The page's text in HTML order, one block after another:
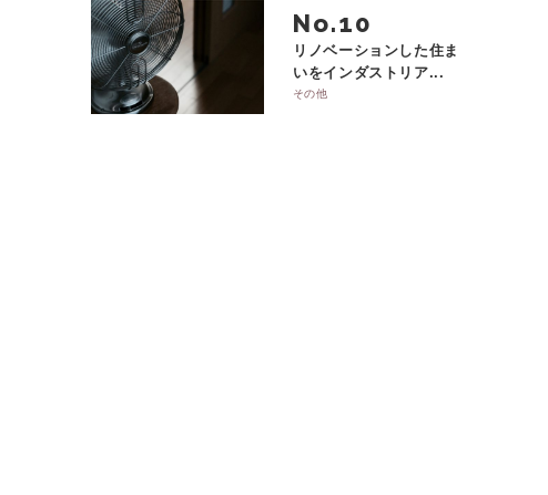
No.
リノベーションした住ま
いをインダストリア...
その他